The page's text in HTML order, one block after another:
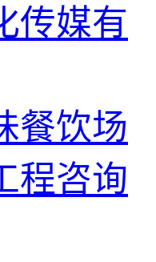
传媒有
餐饮场
程咨询